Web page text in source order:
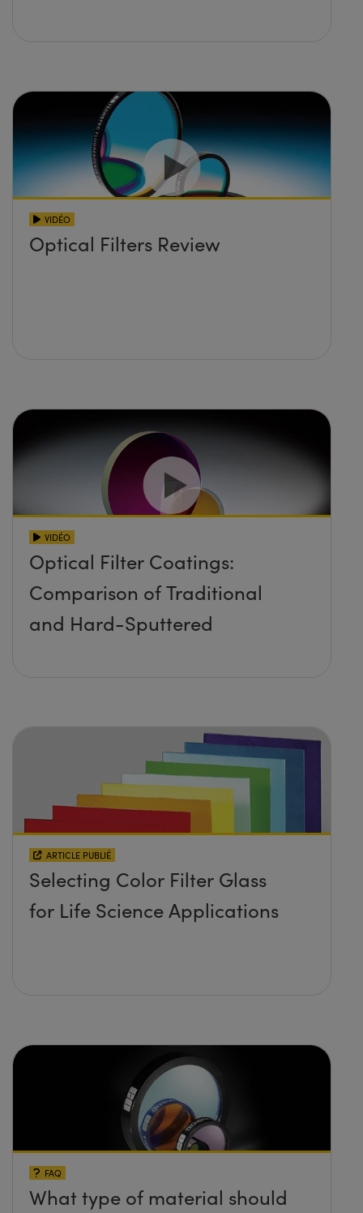
VIDÉO
Optical Filters Review
VIDÉO
Optical Filter Coatings:
Comparison of Traditional
and Hard-Sputtered
ARTICLE PUBLIÉ
Selecting Color Filter Glass
for Life Science Applications
FAQ
What type of material should